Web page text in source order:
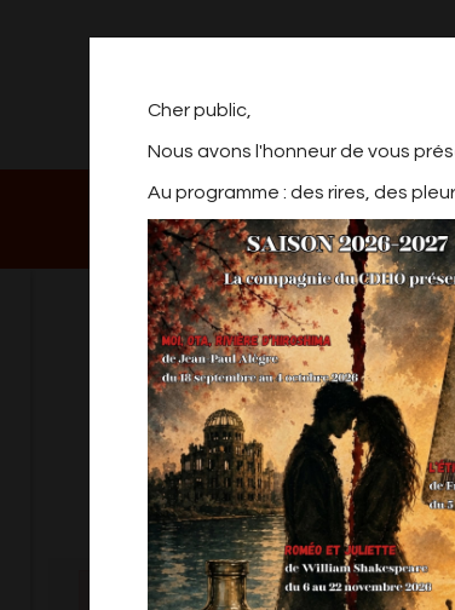
Cher public,
Nous avons l'honneur de vous
Au programme : des rires, des
NOTRE PROGRAMMATION
2026/2027
LEUZE ANGELES
reservation uniquement sur Facebook ou
leffetrire@gmail.com
Il n'y a rien à vous